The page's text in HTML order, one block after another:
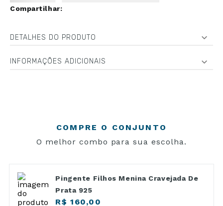
DETALHES DO PRODUTO
INFORMAÇÕES ADICIONAIS
COMPRE O CONJUNTO
O melhor combo para sua escolha.
Pingente Filhos Menina Cravejada De
Prata 925
R$ 160,00